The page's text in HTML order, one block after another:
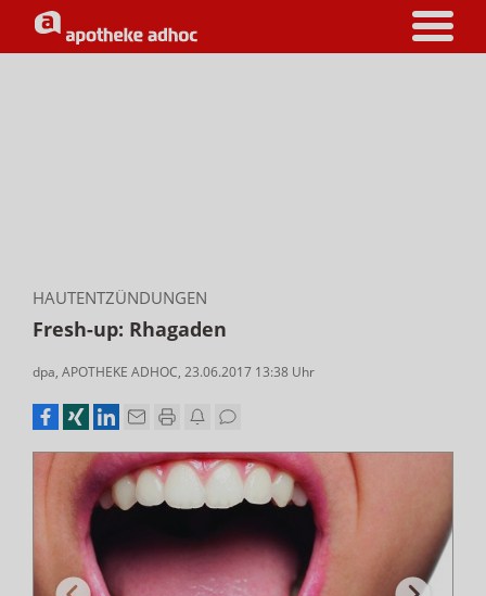
HAUTENTZÜNDUNGEN
Fresh-up: Rhagaden
dpa, APOTHEKE ADHOC, 23.06.2017 13:38 Uhr